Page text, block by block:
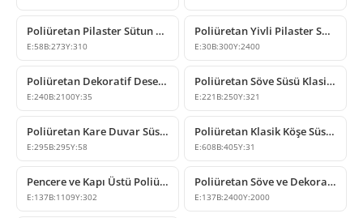
Poliüretan Pilaster Sütun Başlığı Modelleri
E:58B:273Y:310
Poliüretan Yivli Pilaster Sütun Modeli P5030
E:30B:300Y:2400
Poliüretan Dekoratif Desenli Dekupe Duvar Paneli
E:240B:2100Y:35
Poliüretan Söve Süsü Klasik Dekoratif Payanda Modeli
E:221 B:250Y:321
Poliüretan Kare Duvar Süsleme ve Dekoratif Motif Modeli
E:295B:295Y:58
Poliüretan Klasik Köşe Süsleme Modeli P8090SR
E:608B:405Y:31
Pencere ve Kapı Üstü Poliüretan Yuvarlak Kavis Kemer
E:137B:1109Y:302
Poliüretan Söve ve Dekoratif Cephe Profili Modelleri
E:137B:2400Y:2000